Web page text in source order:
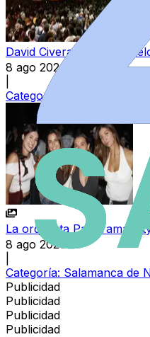
David Civera llega a
8 ago 2026
Categoría:
La orquesta Panorama
8 ago 2026
Categoría: Salamanca de
Publicidad
Publicidad
Publicidad
Publicidad